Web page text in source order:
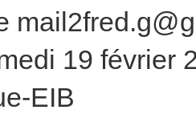
19 février
EIB